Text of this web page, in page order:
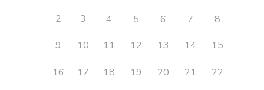
2
3 4 5 6 7
8
9
10 11 12 13 14 15
16 17 18 19 20 21 22